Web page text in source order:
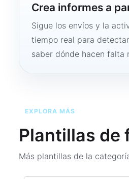
Crea informes a
Sigue los envíos y la
tiempo real para
saber dónde hacen falta
EXPLORA MÁS
Plantillas de
Más plantillas de la